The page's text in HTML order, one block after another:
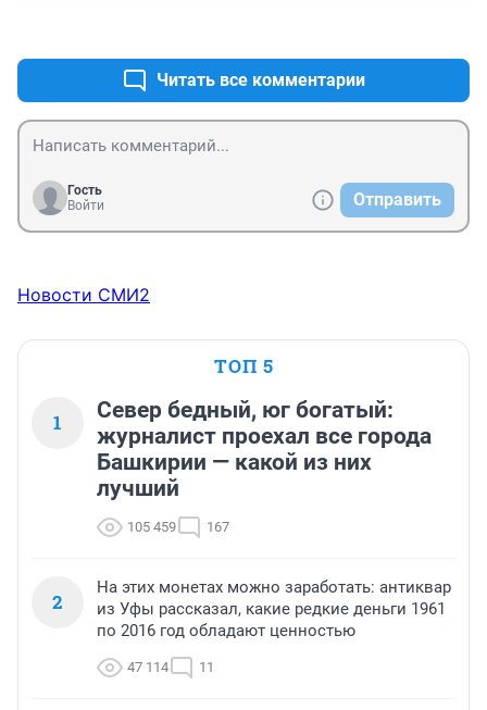
Читать все комментарии
Гость
Войти
Отправить
Новости СМИ2
ТОП 5
1
Север бедный, юг богатый:
журналист проехал все города
Башкирии — какой из них
лучший
105 459 167
2
На этих монетах можно заработать: антиквар
из Уфы рассказал, какие редкие деньги 1961
по 2016 год обладают ценностью
47 114 11